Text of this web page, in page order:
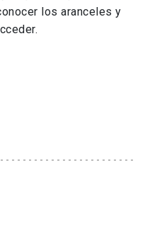
los aranceles y